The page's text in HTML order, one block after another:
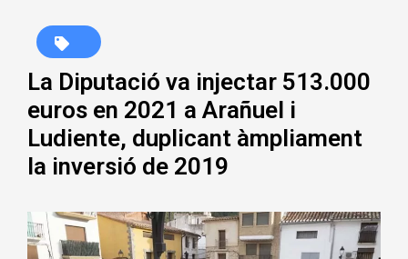
La Diputació va injectar 513.000
euros en 2021 a Arañuel i
Ludiente, duplicant àmpliament
la inversió de 2019